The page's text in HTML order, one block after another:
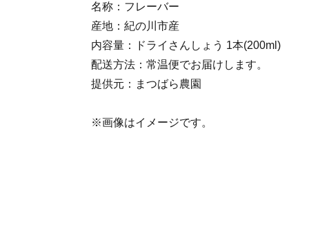
名称：フレーバー
産地：紀の川市産
内容量：ドライさんしょう 1本(200ml)
配送方法：常温便でお届けします。
提供元：まつばら農園
※画像はイメージです。